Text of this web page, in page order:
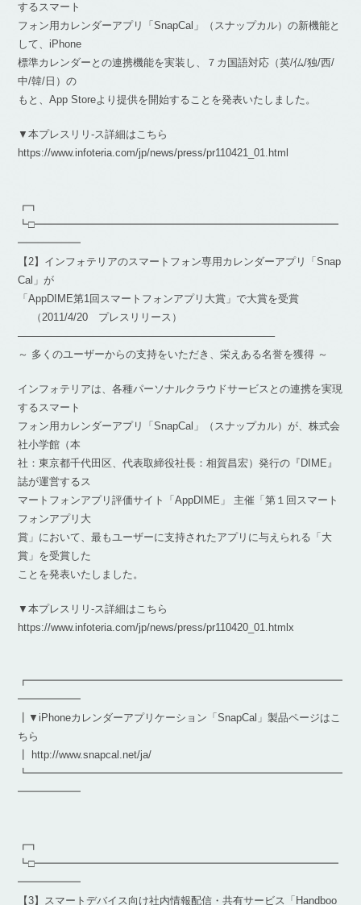
するスマート
フォン用カレンダーアプリ「SnapCal」（スナップカル）の新機能と
して、iPhone
標準カレンダーとの連携機能を実装し、７カ国語対応（英/仏/独/西/
中/韓/日）の
もと、App Storeより提供を開始することを発表いたしました。
▼本プレスリリ-ス詳細はこちら
https://www.infoteria.com/jp/news/press/pr110421_01.html
┏┓
┗□━━━━━━━━━━━━━━━━━━━━━━━━━━━━━
━━━━━━
【2】インフォテリアのスマートフォン専用カレンダーアプリ「Snap
Cal」が
「AppDIME第1回スマートフォンアプリ大賞」で大賞を受賞
（2011/4/20 プレスリリース）
————————————————————————–
～ 多くのユーザーからの支持をいただき、栄えある名誉を獲得 ～
インフォテリアは、各種パーソナルクラウドサービスとの連携を実現
するスマート
フォン用カレンダーアプリ「SnapCal」（スナップカル）が、株式会
社小学館（本
社：東京都千代田区、代表取締役社長：相賀昌宏）発行の『DIME』
誌が運営するス
マートフォンアプリ評価サイト「AppDIME」 主催「第１回スマート
フォンアプリ大
賞」において、最もユーザーに支持されたアプリに与えられる「大
賞」を受賞した
ことを発表いたしました。
▼本プレスリリ-ス詳細はこちら
https://www.infoteria.com/jp/news/press/pr110420_01.htmlx
┏━━━━━━━━━━━━━━━━━━━━━━━━━━━━━━
━━━━━━
┃▼iPhoneカレンダーアプリケーション「SnapCal」製品ページはこ
ちら
┃ http://www.snapcal.net/ja/
┗━━━━━━━━━━━━━━━━━━━━━━━━━━━━━━
━━━━━━
┏┓
┗□━━━━━━━━━━━━━━━━━━━━━━━━━━━━━
━━━━━━
【3】スマートデバイス向け社内情報配信・共有サービス「Handboo